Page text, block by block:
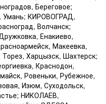
Береговое;
Умань; КИРОВОГРАД,
Волчанск;
Енакиево,
Макеевка,
Харцызск, Шахтерск;
Краснодон,
Ровеньки, Рубежное,
Изюм, Суходольск,
НИКОЛАЕВ,